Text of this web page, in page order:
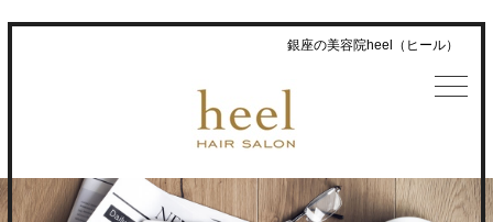
銀座の美容院heel（ヒール）